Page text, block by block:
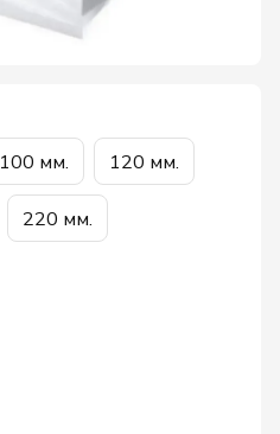
100 мм. 120 мм.
220 мм.